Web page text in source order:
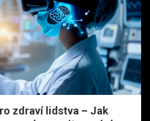
zdraví lidstva – Jak